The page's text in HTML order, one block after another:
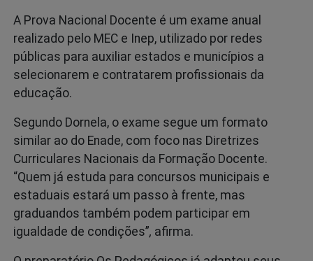
A Prova Nacional Docente é um exame anual
realizado pelo MEC e Inep, utilizado por redes
públicas para auxiliar estados e municípios a
selecionarem e contratarem profissionais da
educação.
Segundo Dornela, o exame segue um formato
similar ao do Enade, com foco nas Diretrizes
Curriculares Nacionais da Formação Docente.
“Quem já estuda para concursos municipais e
estaduais estará um passo à frente, mas
graduandos também podem participar em
igualdade de condições”, afirma.